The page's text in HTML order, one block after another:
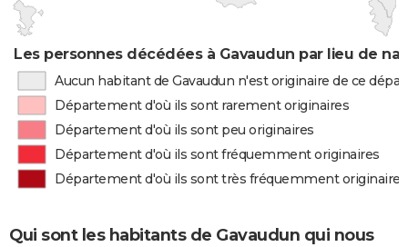
Les personnes décédées à Gavaudun par lieu de
Aucun habitant de Gavaudun n'est originaire de ce
Département d'où ils sont rarement originaires
Département d'où ils sont peu originaires
Département d'où ils sont fréquemment originaires
Département d'où ils sont très fréquemment originaires
Qui sont les habitants de Gavaudun qui nous